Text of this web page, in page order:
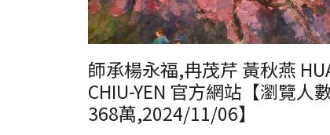
師承楊永福,冉茂芹 黃秋燕
CHIU-YEN 官方網站【瀏覽人
368萬,2024/11/06】